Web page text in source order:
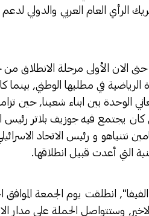
الرأي العام العربي والدولي
الان الأولى مرحلة الانطلاق
في مطلبها الوطني, بينما
الوحدة بين ابناء شعبنا, حين
كان يجتمع فيه جوزيف بلاتر رئيس
نتنياهو و رئيس الاتحاد
التي أعدت قبيل انطلاقها.
انطلقت يوم الجمعة
وستتواصل الحملة على مدار